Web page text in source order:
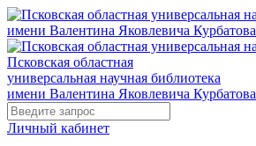
Псковская областная
универсальная научная библиотека
имени Валентина Яковлевича Курбатова
Личный кабинет